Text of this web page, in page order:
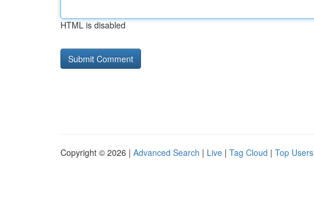
HTML is disabled
Copyright © 2026 | Advanced Search | Live | Tag Cloud | Top Users